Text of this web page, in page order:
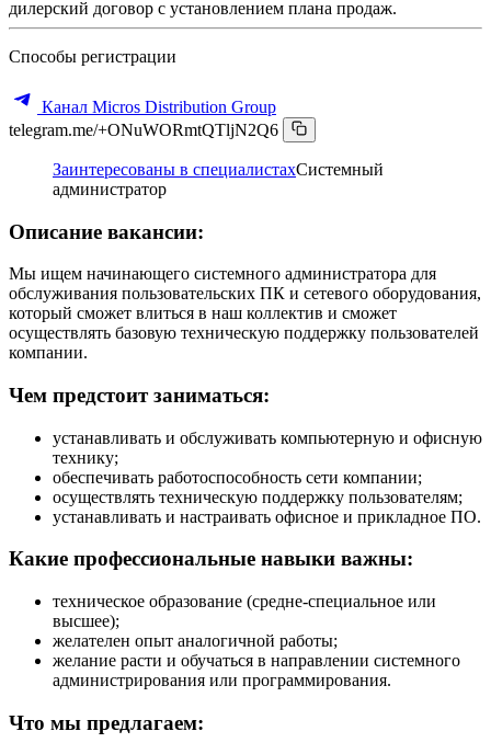
дилерский договор с установлением плана продаж.
Способы регистрации
Канал Micros Distribution Group
telegram.me/+ONuWORmtQTljN2Q6
Заинтересованы в специалистахСистемный
администратор
Описание вакансии:
Мы ищем начинающего системного администратора для
обслуживания пользовательских ПК и сетевого оборудования,
который сможет влиться в наш коллектив и сможет
осуществлять базовую техническую поддержку пользователей
компании.
Чем предстоит заниматься:
устанавливать и обслуживать компьютерную и офисную
технику;
обеспечивать работоспособность сети компании;
осуществлять техническую поддержку пользователям;
устанавливать и настраивать офисное и прикладное ПО.
Какие профессиональные навыки важны:
техническое образование (средне-специальное или
высшее);
желателен опыт аналогичной работы;
желание расти и обучаться в направлении системного
администрирования или программирования.
Что мы предлагаем: